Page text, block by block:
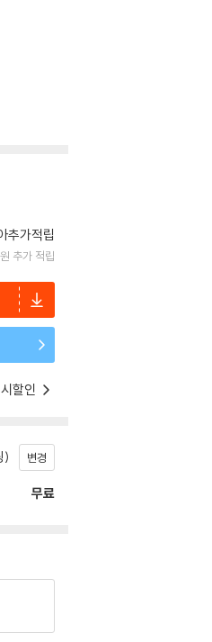
추가적립
추가 적립
할인
) 변경
무료